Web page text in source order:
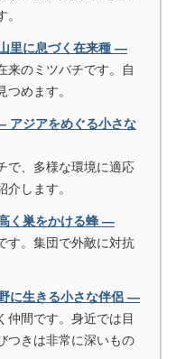
里に息づく在来種 ―
来のミツバチです。自
めます。
アジアをめぐる小さな
で、多様な環境に適応
します。
く巣をかける蜂 ―
す。集団で外敵に対抗
に生きる小さな伴侶 ―
仲間です。身近では目
つきは非常に深いもの